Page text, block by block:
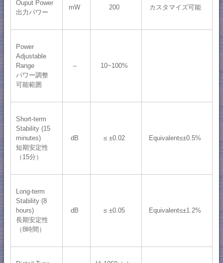
Ouput Power
出力パワー
mW 200 カスタマイズ可能
Power
Adjustable
Range
パワー調整
可能範囲
-- 10~100%
Short-term
Stability (15
minutes)
短期安定性
（15分）
dB ≤ ±0.02 Equivalent≤±0.5%
Long-term
Stability (8
hours)
長期安定性
（8時間）
dB ≤ ±0.05 Equivalent≤±1.2%